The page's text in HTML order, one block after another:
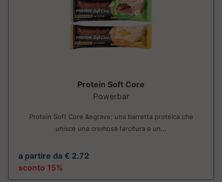
Protein Soft Core
Powerbar
Protein Soft Core &egrave; una barretta proteica che
unisce una cremosa farcitura a un...
a partire da € 2.72
sconto 15%